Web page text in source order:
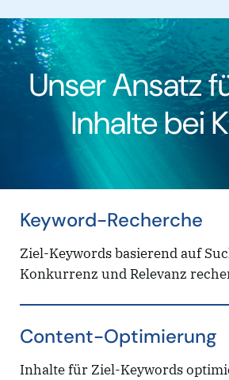
Unser Ansatz
Inhalte bei
Keyword-Recherche
Ziel-Keywords basierend auf
Konkurrenz und Relevanz
Content-Optimierung
Inhalte für Ziel-Keywords